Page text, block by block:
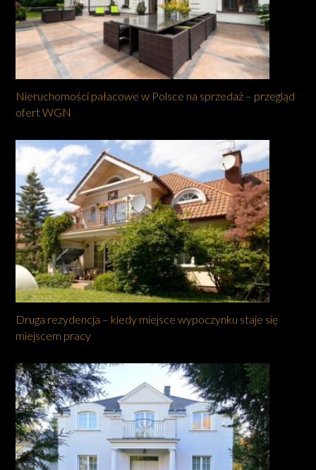
Nieruchomości pałacowe w Polsce na sprzedaż – przegląd
ofert WGN
Druga rezydencja – kiedy miejsce wypoczynku staje się
miejscem pracy